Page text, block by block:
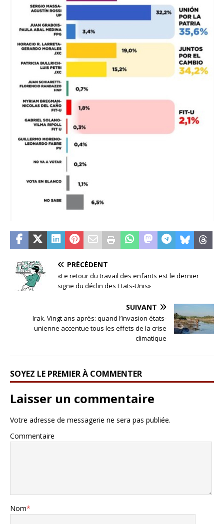
PRÉCÉDENT
«Le retour du travail des enfants est le dernier
signe du déclin des Etats-Unis»
SUIVANT
Irak. Vingt ans après: quand l’invasion états-
unienne accentue tous les effets de la crise
climatique
SOYEZ LE PREMIER À COMMENTER
Laisser un commentaire
Votre adresse de messagerie ne sera pas publiée.
Commentaire
Nom*